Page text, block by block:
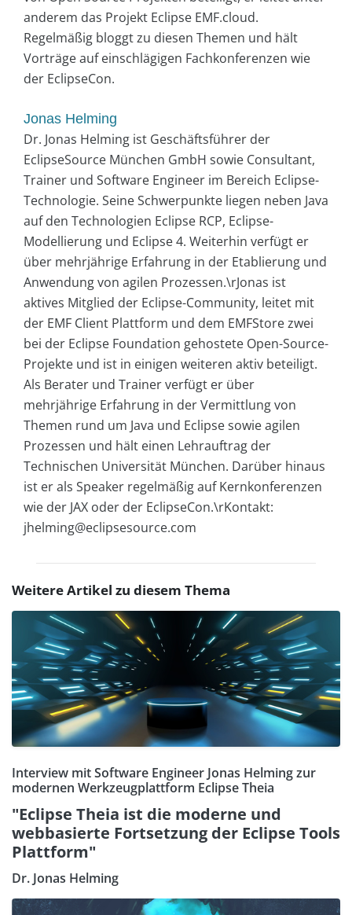
anderem das Projekt Eclipse EMF.cloud.
Regelmäßig bloggt zu diesen Themen und hält
Vorträge auf einschlägigen Fachkonferenzen wie
der EclipseCon.
Jonas Helming
Dr. Jonas Helming ist Geschäftsführer der
EclipseSource München GmbH sowie Consultant,
Trainer und Software Engineer im Bereich Eclipse-
Technologie. Seine Schwerpunkte liegen neben Java
auf den Technologien Eclipse RCP, Eclipse-
Modellierung und Eclipse 4. Weiterhin verfügt er
über mehrjährige Erfahrung in der Etablierung und
Anwendung von agilen Prozessen.\rJonas ist
aktives Mitglied der Eclipse-Community, leitet mit
der EMF Client Plattform und dem EMFStore zwei
bei der Eclipse Foundation gehostete Open-Source-
Projekte und ist in einigen weiteren aktiv beteiligt.
Als Berater und Trainer verfügt er über
mehrjährige Erfahrung in der Vermittlung von
Themen rund um Java und Eclipse sowie agilen
Prozessen und hält einen Lehrauftrag der
Technischen Universität München. Darüber hinaus
ist er als Speaker regelmäßig auf Kernkonferenzen
wie der JAX oder der EclipseCon.\rKontakt:
jhelming@eclipsesource.com
Weitere Artikel zu diesem Thema
Interview mit Software Engineer Jonas Helming zur
modernen Werkzeugplattform Eclipse Theia
"Eclipse Theia ist die moderne und
webbasierte Fortsetzung der Eclipse Tools
Plattform"
Dr. Jonas Helming